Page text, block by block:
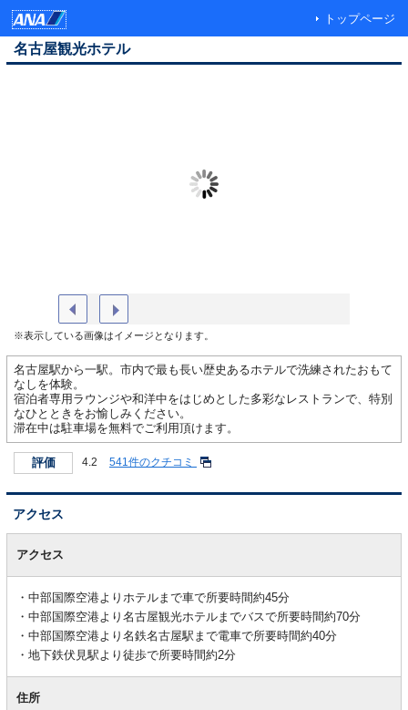
トップページ
名古屋観光ホテル
※表示している画像はイメージとなります。
名古屋駅から一駅。市内で最も長い歴史あるホテルで洗練されたおもて
なしを体験。
宿泊者専用ラウンジや和洋中をはじめとした多彩なレストランで、特別
なひとときをお愉しみください。
滞在中は駐車場を無料でご利用頂けます。
評価 4.2 541件のクチコミ
アクセス
アクセス
中部国際空港よりホテルまで車で所要時間約45分
中部国際空港より名古屋観光ホテルまでバスで所要時間約70分
中部国際空港より名鉄名古屋駅まで電車で所要時間約40分
地下鉄伏見駅より徒歩で所要時間約2分
住所